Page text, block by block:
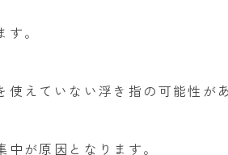
。
えていない浮き指の可能性があ
が原因となります。